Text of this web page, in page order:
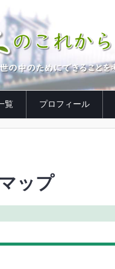
覧 プロフィール
ップ